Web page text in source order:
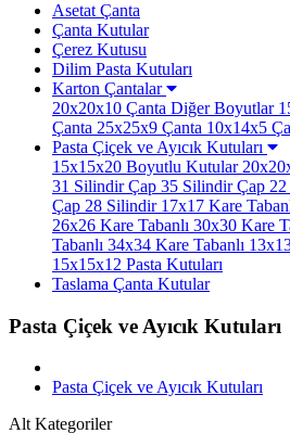
Asetat Çanta
Çanta Kutular
Çerez Kutusu
Dilim Pasta Kutuları
Karton Çantalar
20x20x10 Çanta Diğer Boyutlar
Çanta 25x25x9 Çanta 10x14x5
Pasta Çiçek ve Ayıcık Kutuları
15x15x20 Boyutlu Kutular
31 SilindirÇap 35 SilindirÇap
Çap 28 Silindir17x17 Kare
26x26 Kare Tabanlı 30x30 Kare
Tabanlı 34x34 Kare Tabanlı
15x15x12 Pasta Kutuları
Taslama Çanta Kutular
Pasta Çiçek ve Ayıcık Kutuları
Pasta Çiçek ve Ayıcık Kutuları
Alt Kategoriler